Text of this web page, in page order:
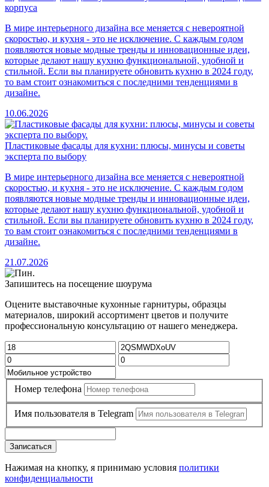
корпуса
В мире интерьерного дизайна все меняется с невероятной
скоростью, и кухня - это не исключение. С каждым годом
появляются новые модные тренды и инновационные идеи,
которые делают нашу кухню функциональной, удобной и
стильной. Если вы планируете обновить кухню в 2024 году,
то вам стоит ознакомиться с последними тенденциями в
дизайне.
10.06.2026
Пластиковые фасады для кухни: плюсы, минусы и советы
эксперта по выбору
В мире интерьерного дизайна все меняется с невероятной
скоростью, и кухня - это не исключение. С каждым годом
появляются новые модные тренды и инновационные идеи,
которые делают нашу кухню функциональной, удобной и
стильной. Если вы планируете обновить кухню в 2024 году,
то вам стоит ознакомиться с последними тенденциями в
дизайне.
21.07.2026
Запишитесь на посещение шоурума
Оцените выставочные кухонные гарнитуры, образцы
материалов, широкий ассортимент цветов и получите
профессиональную консультацию от нашего менеджера.
Номер телефона
Имя пользователя в Telegram
Записаться
Нажимая на кнопку, я принимаю условия политики
конфиденциальности